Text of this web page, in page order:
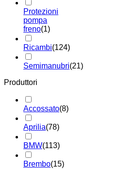
Protezioni
pompa
freno(1)
Ricambi(124)
Semimanubri(21)
Produttori
Accossato(8)
Aprilia(78)
BMW(113)
Brembo(15)